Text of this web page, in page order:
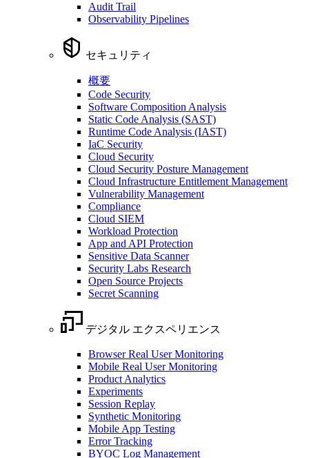
Audit Trail
Observability Pipelines
セキュリティ
概要
Code Security
Software Composition Analysis
Static Code Analysis (SAST)
Runtime Code Analysis (IAST)
IaC Security
Cloud Security
Cloud Security Posture Management
Cloud Infrastructure Entitlement Management
Vulnerability Management
Compliance
Cloud SIEM
Workload Protection
App and API Protection
Sensitive Data Scanner
Security Labs Research
Open Source Projects
Secret Scanning
デジタル エクスペリエンス
Browser Real User Monitoring
Mobile Real User Monitoring
Product Analytics
Experiments
Session Replay
Synthetic Monitoring
Mobile App Testing
Error Tracking
BYOC Log Management